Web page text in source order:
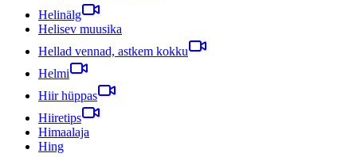
Helinälg
Helisev muusika
Hellad vennad, astkem kokku
Helmi
Hiir hüppas
Hiiretips
Himaalaja
Hing